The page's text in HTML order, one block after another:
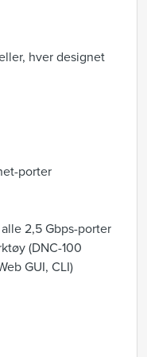
hver designet
porter
2,5 Gbps-porter
(DNC-100
GUI, CLI)